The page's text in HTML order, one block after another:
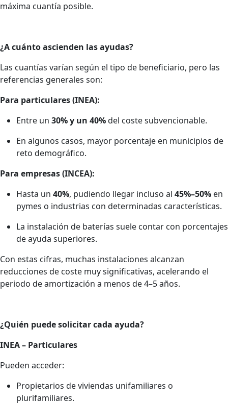
máxima cuantía posible.
¿A cuánto ascienden las ayudas?
Las cuantías varían según el tipo de beneficiario, pero las
referencias generales son:
Para particulares (INEA):
Entre un 30% y un 40%del coste subvencionable.
En algunos casos, mayor porcentaje en municipios de
reto demográfico.
Para empresas (INCEA):
Hasta un 40%, pudiendo llegar incluso al 45%–50% en
pymes o industrias con determinadas características.
La instalación de baterías suele contar con porcentajes
de ayuda superiores.
Con estas cifras, muchas instalaciones alcanzan
reducciones de coste muy significativas, acelerando el
periodo de amortización a menos de 4–5 años.
¿Quién puede solicitar cada ayuda?
INEA – Particulares
Pueden acceder:
Propietarios de viviendas unifamiliares o
plurifamiliares.